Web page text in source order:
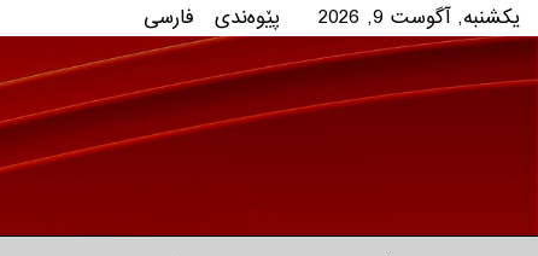
یکشنبه, آگوست 9, 2026 پێوه‌ندی فارسی